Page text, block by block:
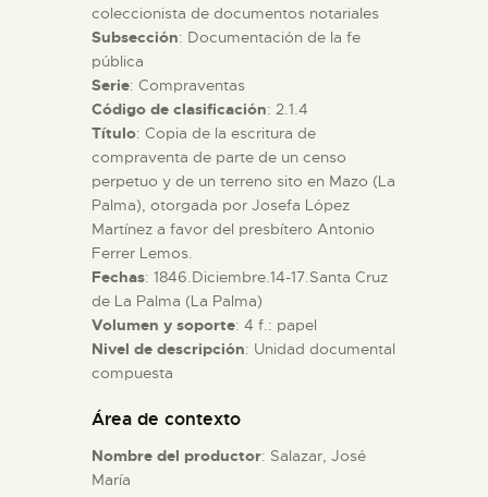
EL MUSEO
COLECCIONES
DIDÁCTICA
ESPAÑOL
coleccionista de documentos notariales
Subsección: Documentación de la fe
pública
Serie: Compraventas
Código de clasificación: 2.1.4
Título: Copia de la escritura de
compraventa de parte de un censo
perpetuo y de un terreno sito en Mazo (La
Palma), otorgada por Josefa López
Martínez a favor del presbítero Antonio
Ferrer Lemos.
Fechas: 1846.Diciembre.14-17.Santa Cruz
de La Palma (La Palma)
Volumen y soporte: 4 f.: papel
Nivel de descripción: Unidad documental
compuesta
Área de contexto
Nombre del productor: Salazar, José
María